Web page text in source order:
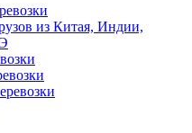
из Китая, Индии,